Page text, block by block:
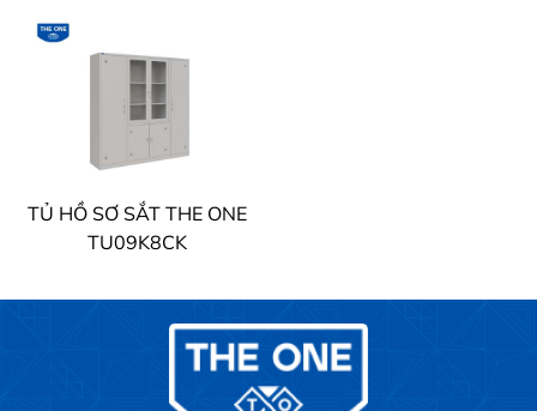
TỦ HỒ SƠ SẮT THE ONE
TU09K8CK